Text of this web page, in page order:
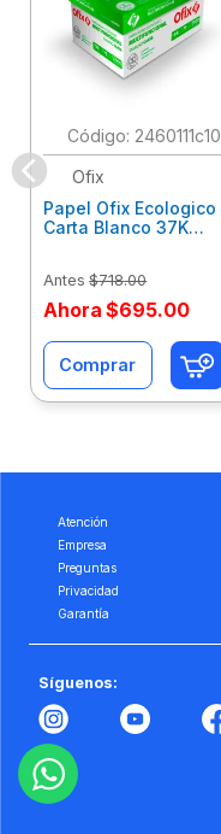
: 2460111c10
Ofix
Papel Ofix Ecologico
Carta Blanco 37K
Antes $718.00
Ahora $695.00
Comprar
Atención
Empresa
Preguntas
Privacidad
Garantía
Síguenos: